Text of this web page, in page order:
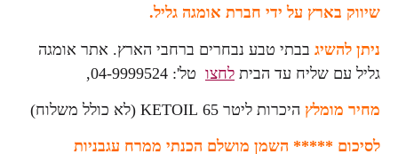
על ידי חברת אומגה גליל.
בבתי טבע נבחרים ברחבי הארץ. אתר אומגה
שליח עד הבית לחצוטל': 04-9999524,
היכרות ליטר KETOIL 65 (לא כולל משלוח)
***** השמן מושלם הכנתי ממרח עגבניות